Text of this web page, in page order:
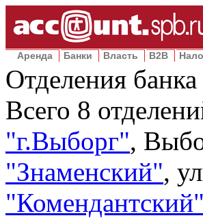
Аренда Банки Власть B2B
Отделения
Всего 8
"г.Выборг",
"Знаменский",
"Комендантский"